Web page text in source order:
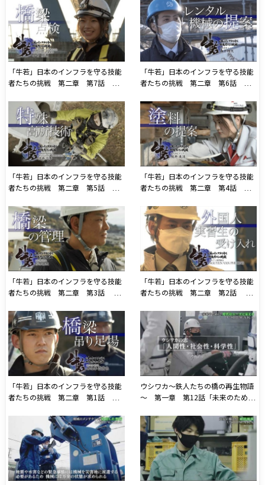
「牛若」日本のインフラを守る技能
者たちの挑戦 第二章 第7話 エ
検」
「牛若」日本のインフラを守る技能
者たちの挑戦 第二章 第6話 株
案」
「牛若」日本のインフラを守る技能
者たちの挑戦 第二章 第5話 特
「牛若」日本のインフラを守る技能
者たちの挑戦 第二章 第4話 株
「牛若」日本のインフラを守る技能
者たちの挑戦 第二章 第3話 日
「牛若」日本のインフラを守る技能
者たちの挑戦 第二章 第2話 ア
け入れ」
「牛若」日本のインフラを守る技能
者たちの挑戦 第二章 第1話 株
ウシワカ～鉄人たちの橋の再生物語
～ 第一章 第12話「未来のため